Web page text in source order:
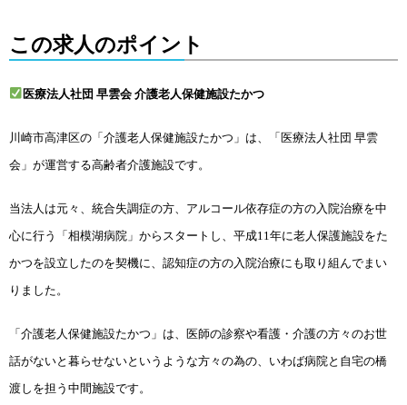
この求人のポイント
医療法人社団 早雲会 介護老人保健施設たかつ
川崎市高津区の「介護老人保健施設たかつ」は、「医療法人社団 早雲
会」が運営する高齢者介護施設です。
当法人は元々、統合失調症の方、アルコール依存症の方の入院治療を中
心に行う「相模湖病院」からスタートし、平成11年に老人保護施設をた
かつを設立したのを契機に、認知症の方の入院治療にも取り組んでまい
りました。
「介護老人保健施設たかつ」は、医師の診察や看護・介護の方々のお世
話がないと暮らせないというような方々の為の、いわば病院と自宅の橋
渡しを担う中間施設です。